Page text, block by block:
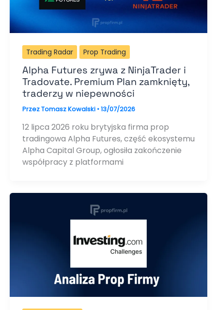
Trading Radar Prop Trading
Alpha Futures zrywa z NinjaTrader i
Tradovate. Premium Plan zamknięty,
traderzy w niepewności
PrzezTomasz Kowalski •13/07/2026
12 lipca 2026 roku brytyjska firma prop
tradingowa Alpha Futures, część ekosystemu
Alpha Capital Group, ogłosiła zakończenie
współpracy z platformami